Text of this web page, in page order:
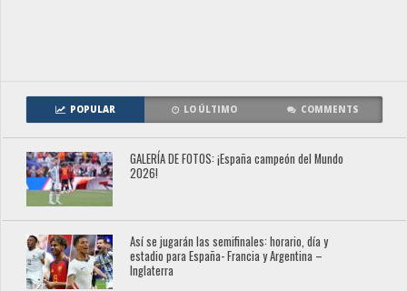
POPULAR LO ÚLTIMO COMMENTS
GALERÍA DE FOTOS: ¡España campeón del Mundo
2026!
Así se jugarán las semifinales: horario, día y
estadio para España- Francia y Argentina –
Inglaterra